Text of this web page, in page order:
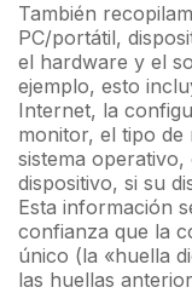
También
PC/portátil,
el hardware y el
ejemplo, esto
Internet, la
monitor, el tipo de
sistema
dispositivo, si su
Esta información
confianza que la
único (la «huella
las huellas